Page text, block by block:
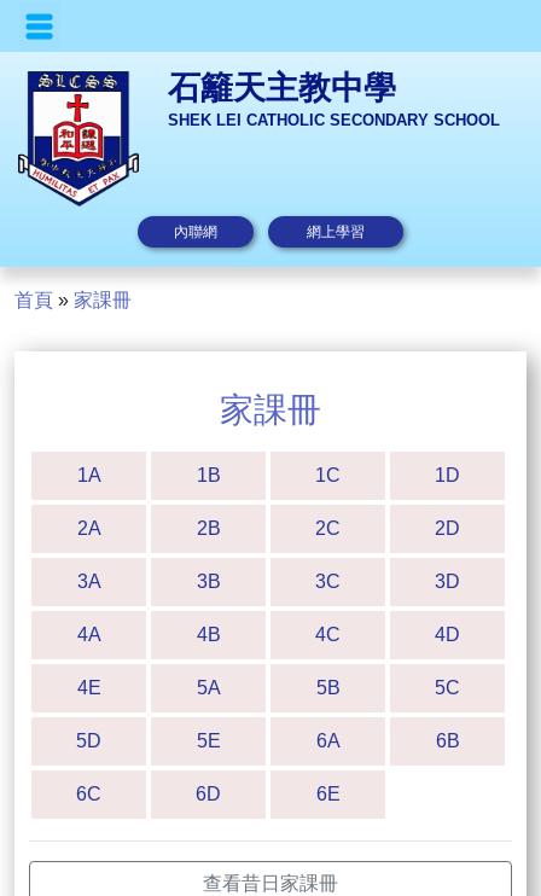
石籬天主教中學
SHEK LEI CATHOLIC SECONDARY SCHOOL
內聯網 網上學習
首頁 » 家課冊
家課冊
1A 1B 1C 1D
2A 2B 2C 2D
3A 3B 3C 3D
4A 4B 4C 4D
4E 5A 5B 5C
5D 5E 6A 6B
6C 6D 6E
查看昔日家課冊